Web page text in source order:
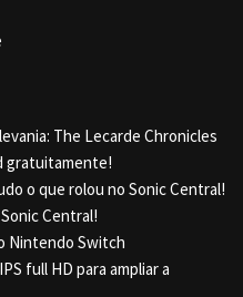
The Lecarde Chronicles
gratuitamente!
o que rolou no Sonic Central!
Central!
Nintendo Switch
full HD para ampliar a